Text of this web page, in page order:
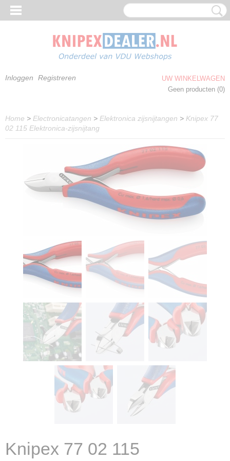
Inloggen Registreren
UW WINKELWAGEN
Geen producten (0)
Home > Electronicatangen > Elektronica zijsnijtangen > Knipex 77
02 115 Elektronica-zijsnijtang
Knipex 77 02 115